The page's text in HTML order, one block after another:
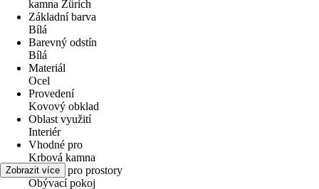
kamna Zürich
Základní barva
Bílá
Barevný odstín
Bílá
Materiál
Ocel
Provedení
Kovový obklad
Oblast využití
Interiér
Vhodné pro
Krbová kamna
Vhodné pro prostory
Obývací pokoj
Zobrazit více